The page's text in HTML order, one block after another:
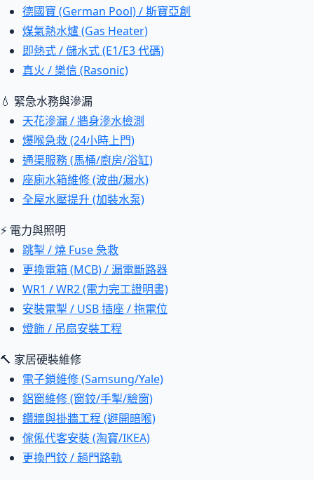
德國寶 (German Pool) / 斯寶亞創
煤氣熱水爐 (Gas Heater)
即熱式 / 儲水式 (E1/E3 代碼)
真火 / 樂信 (Rasonic)
💧 緊急水務與滲漏
天花滲漏 / 牆身滲水檢測
爆喉急救 (24小時上門)
通渠服務 (馬桶/廚房/浴缸)
座廁水箱維修 (波曲/漏水)
全屋水壓提升 (加裝水泵)
⚡ 電力與照明
跳掣 / 燒 Fuse 急救
更換電箱 (MCB) / 漏電斷路器
WR1 / WR2 (電力完工證明書)
安裝電掣 / USB 插座 / 拖電位
燈飾 / 吊扇安裝工程
🔨 家居硬裝維修
電子鎖維修 (Samsung/Yale)
鋁窗維修 (窗鉸/手掣/驗窗)
鑽牆與掛牆工程 (避開暗喉)
傢俬代客安裝 (淘寶/IKEA)
更換門鉸 / 趟門路軌